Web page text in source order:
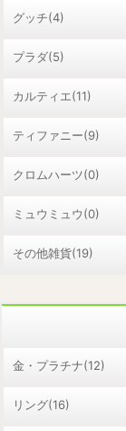
グッチ(4)
プラダ(5)
カルティエ(11)
ティファニー(9)
クロムハーツ(0)
ミュウミュウ(0)
その他雑貨(19)
金・プラチナ(12)
リング(16)